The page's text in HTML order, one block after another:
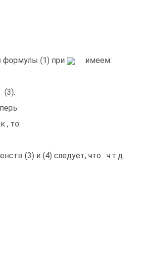
формулы (1) при
имеем:
(3).
, то:
(3) и (4) следует, что . ч.т.д.